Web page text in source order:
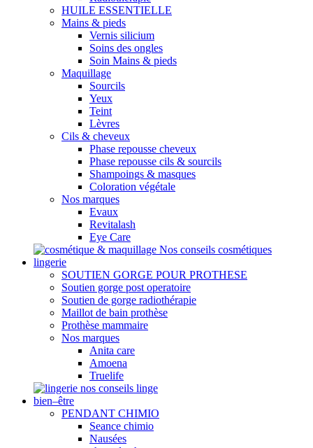
HUILE ESSENTIELLE
Mains & pieds
Vernis silicium
Soins des ongles
Soin Mains & pieds
Maquillage
Sourcils
Yeux
Teint
Lèvres
Cils & cheveux
Phase repousse cheveux
Phase repousse cils & sourcils
Shampoings & masques
Coloration végétale
Nos marques
Evaux
Revitalash
Eye Care
Nos conseils cosmétiques
lingerie
SOUTIEN GORGE POUR PROTHESE
Soutien gorge post operatoire
Soutien de gorge radiothérapie
Maillot de bain prothèse
Prothèse mammaire
Nos marques
Anita care
Amoena
Truelife
nos conseils linge
bien–être
PENDANT CHIMIO
Seance chimio
Nausées